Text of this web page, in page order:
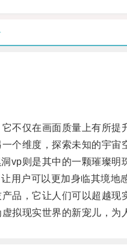
仅在画面质量上有所提
维度，探索未知的宇宙
则是其中的一颗璀璨明
户可以更加身临其境地
，它让人们可以超越现
现实世界的新宠儿，为